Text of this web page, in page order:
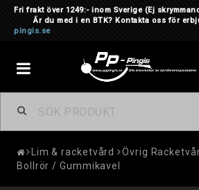
Fri frakt över 1249:- inom Sverige (Ej
Är du med i en BTK? Kontakta oss för
pingis.se
Toggle
navigation
Lim & racketvård Övrig
Bollrör / Gummikavel